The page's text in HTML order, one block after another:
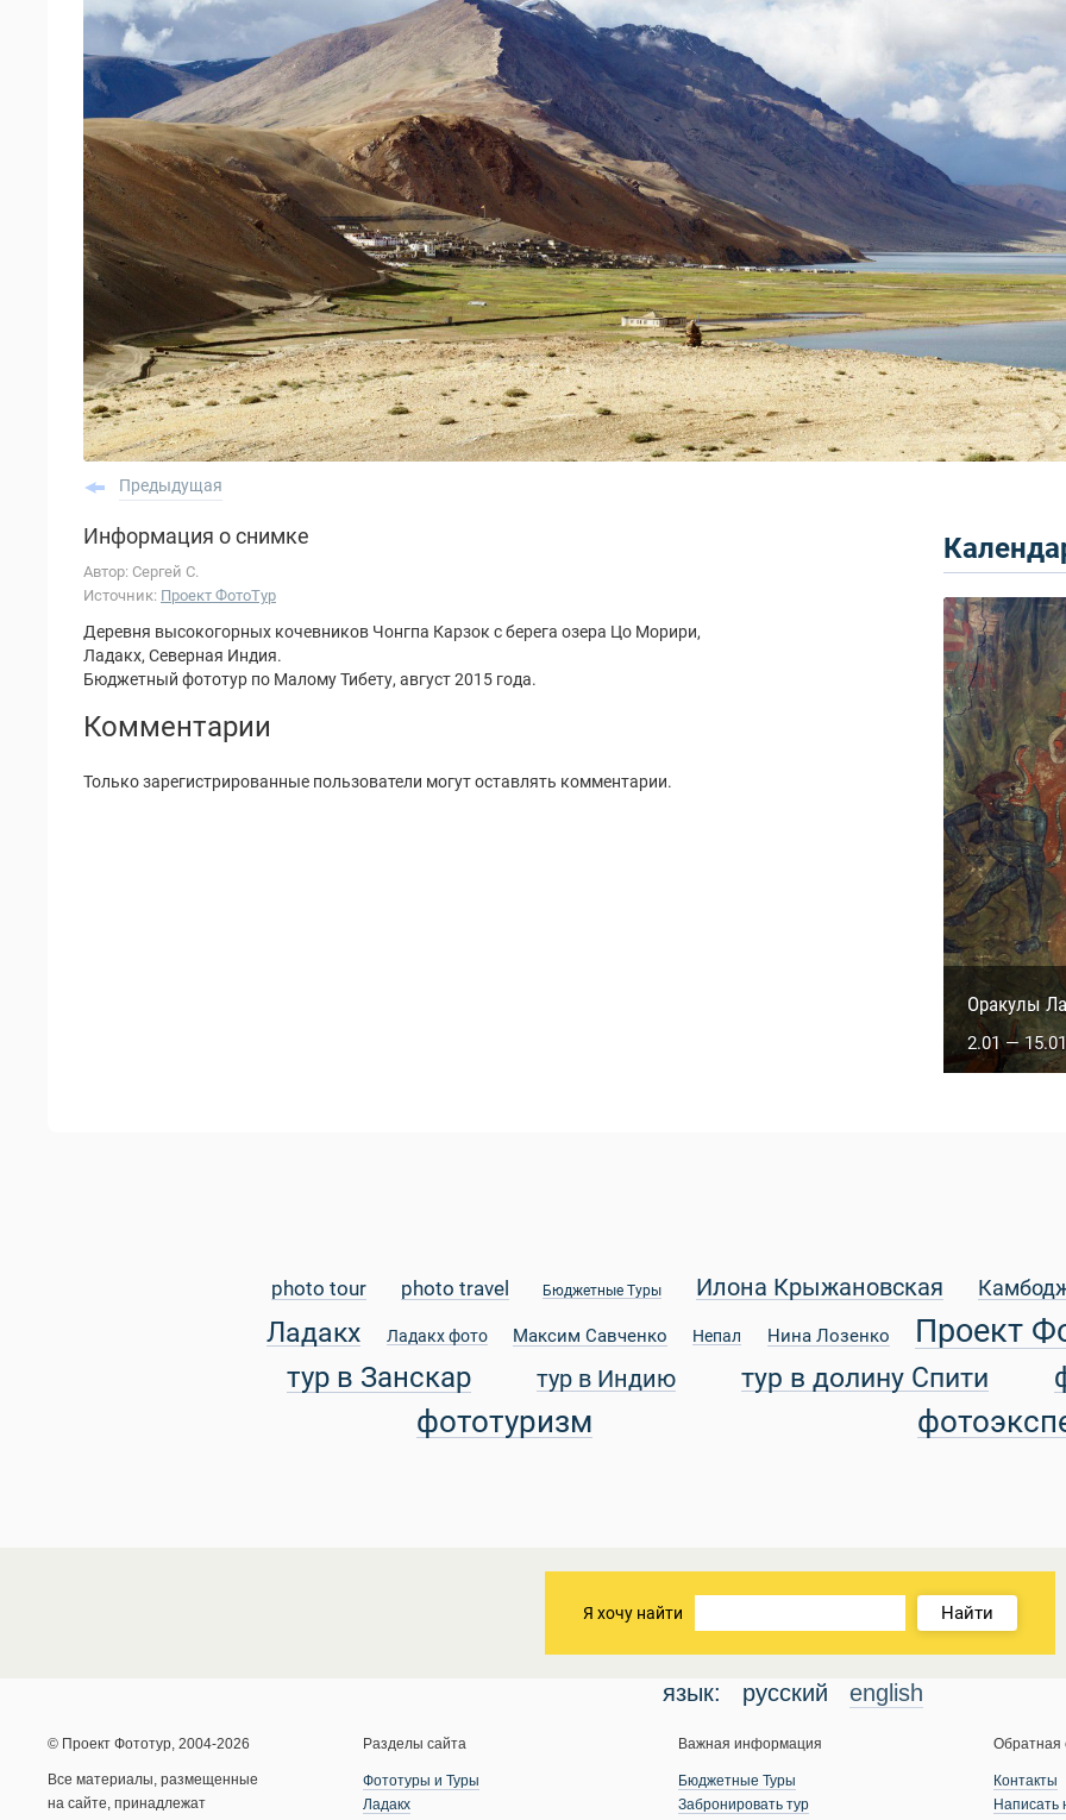
Предыдущая
Информация о снимке
Автор: Сергей С.
Источник: Проект ФотоТур
Деревня высокогорных кочевников Чонгпа Карзок с берега озера Цо Морири,
Ладакх, Северная Индия.
Бюджетный фототур по Малому Тибету, август 2015 года.
Комментарии
Только зарегистрированные пользователи могут оставлять комментарии.
26.10 —
Оракулы
2.01 —
photo tour photo travel Бюджетные Туры Илона Крыжановская
Ладакх Ладакх фото Максим Савченко Непал Нина Лозенко Проект
тур в Занскар тур в Индию тур в долину Спити
фототуризм
Я хочу найти Найти
язык: русский english
© Проект Фототур, 2004-2026
Все материалы, размещенные
на сайте, принадлежат
Разделы сайта
Фототуры и Туры
Ладакх
Важная информация
Бюджетные Туры
Забронировать тур
Обратная
Контакты
Написать